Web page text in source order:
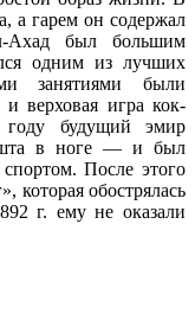
а гарем он содержал
Ахад был большим
одним из лучших
занятиями были
верховая игра кок-
году будущий эмир
в ноге — и был
После этого
которая обострялась
г. ему не оказали